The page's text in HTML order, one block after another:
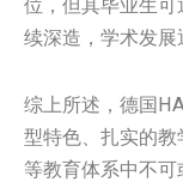
位，但其毕业生
续深造，学术发展
综上所述，德国
型特色、扎实的
等教育体系中不